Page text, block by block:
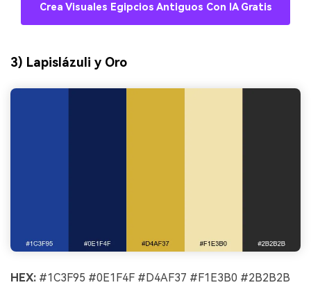
Crea Visuales Egipcios Antiguos Con IA Gratis
3) Lapislázuli y Oro
HEX: #1C3F95 #0E1F4F #D4AF37 #F1E3B0 #2B2B2B